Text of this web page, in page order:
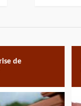
de